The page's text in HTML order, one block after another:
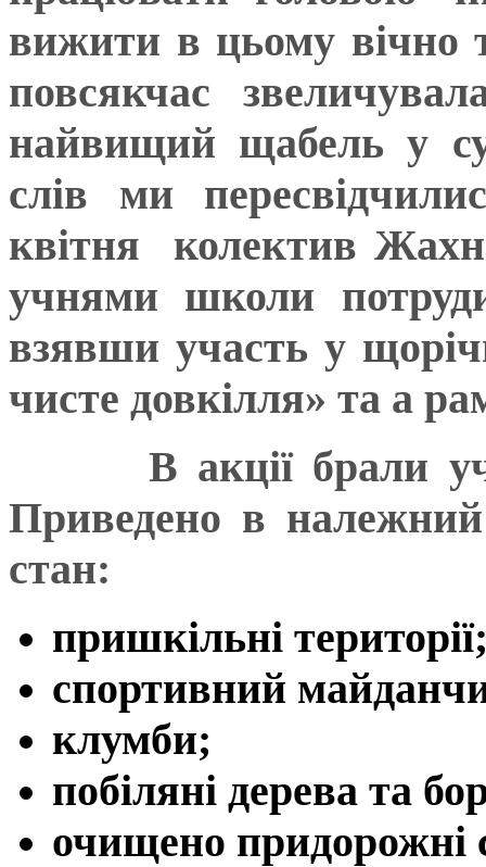
вижити в цьому вічно
повсякчас
найвищий щабель у
слів ми
квітня колектив
учнями школи
взявши участь у
чисте довкілля» та а
В акції брали
Приведено в
стан:
пришкільні
спортивний
клумби;
побіляні дерева та
очищено придорожні